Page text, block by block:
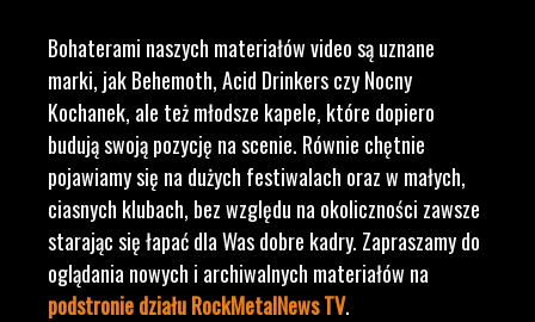
Bohaterami naszych materiałów video są uznane
marki, jak Behemoth, Acid Drinkers czy Nocny
Kochanek, ale też młodsze kapele, które dopiero
budują swoją pozycję na scenie. Równie chętnie
pojawiamy się na dużych festiwalach oraz w małych,
ciasnych klubach, bez względu na okoliczności zawsze
starając się łapać dla Was dobre kadry. Zapraszamy do
oglądania nowych i archiwalnych materiałów na
podstronie działu RockMetalNews TV.